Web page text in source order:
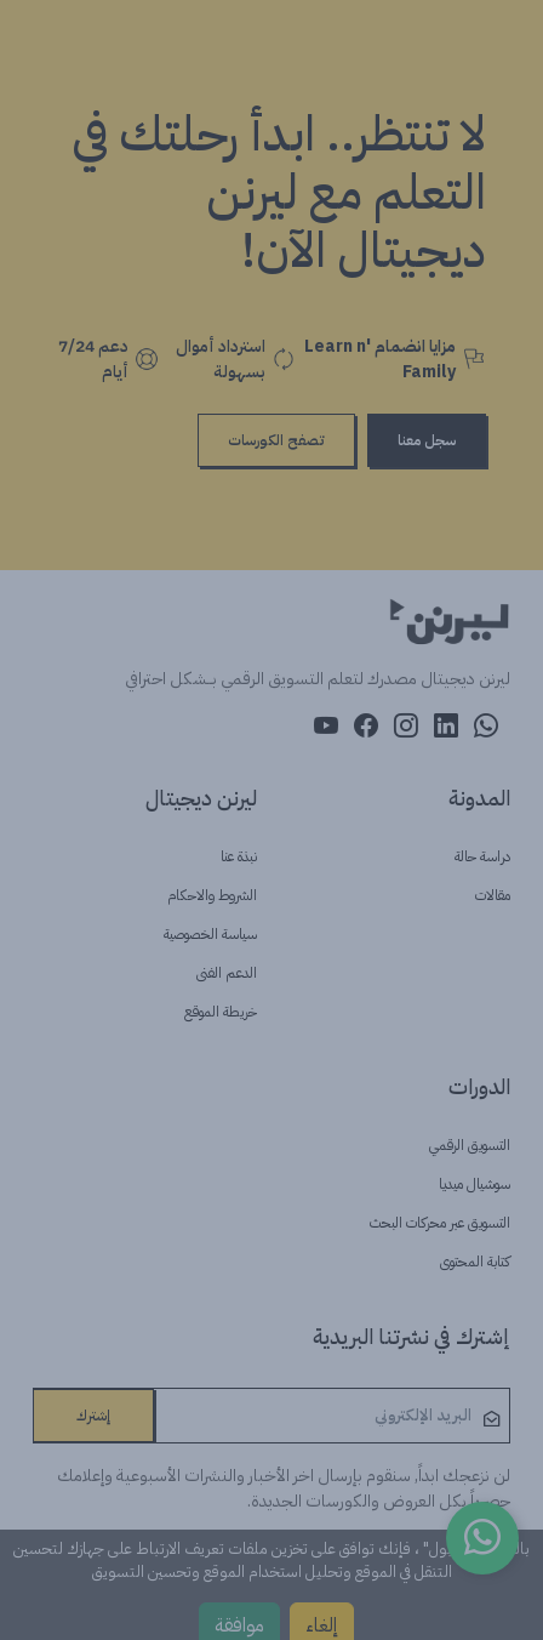
لا تنتظر.. ابدأ رحلتك في
التعلم مع ليرنن
ديجيتال الآن!
مزايا انضمام Learn n'
Family
استرداد أموال
بسهولة
دعم 7/24
أيام
سجل معنا تصفح الكورسات
ليرنن ديجيتال مصدرك لتعلم التسويق الرقمي بــشكل احترافي
المدونة
دراسة حالة
مقالات
ليرنن ديجيتال
نبذة عنا
الشروط والاحكام
سياسة الخصوصية
الدعم الفنى
خريطة الموقع
الدورات
التسويق الرقمي
سوشيال ميديا
التسويق عبر محركات البحث
كتابة المحتوى
إشترك في نشرتنا البريدية
إشترك
لن نزعجك ابداً, سنقوم بإرسال اخر الأخبار والنشرات الأسبوعية وإعلامك
حصرياً بكل العروض والكورسات الجديدة.
©Learn n 'Digital. كل الحقوق محفوظة
بالنقر على "قبول" ، فإنك توافق على تخزين ملفات تعريف الارتباط على جهازك لتحسين
التنقل في الموقع وتحليل استخدام الموقع وتحسين التسويق
موافقة إلغاء